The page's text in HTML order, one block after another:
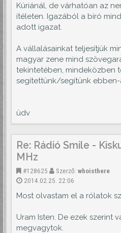
Kúriánál, de várhatóan az
ítéleten. Igazából a bíró
adott igazat.
A vállalásainkat teljesítjük
magyar zene mind
tekintetében, mindeközben
segítettünk/segítünk
üdv
Re: Rádió Smile -
MHz
#128625 Szerző: whoisthere
2014.02.25. 22:06
Most olvastam el a rólatok
Uram Isten. De ezek szerint
megvagytok.